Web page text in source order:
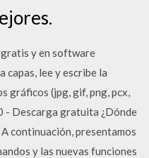
gratis y en software
lee y escribe la
gráficos (jpg, gif, png, pcx,
Descarga gratuita ¿Dónde
continuación, presentamos
y las nuevas funciones